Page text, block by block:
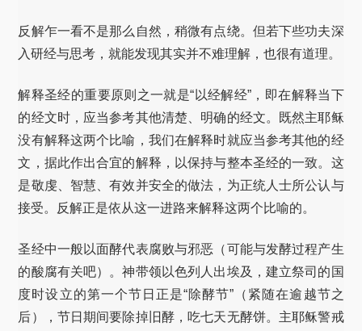
反解乍一看不是那么自然，稍微有点绕。但若下些功夫深
入研经与思考，就能发现其实并不难理解，也很有道理。
解释圣经的重要原则之一就是“以经解经”，即在解释当下
的经文时，应当参考其他清楚、明确的经文。既然主耶稣
没有解释这两个比喻，我们在解释时就应当参考其他的经
文，据此作出合宜的解释，以保持与整本圣经的一致。这
是敬虔、智慧、有效并安全的做法，为正统人士所公认与
接受。反解正是依从这一进路来解释这两个比喻的。
圣经中一般以面酵代表腐败与邪恶（可能与发酵过程产生
的酸腐有关吧）。神带领以色列人出埃及，建立祭司的国
度时设立的第一个节日正是“除酵节”（紧随在逾越节之
后），节日期间要除掉旧酵，吃七天无酵饼。主耶稣警戒